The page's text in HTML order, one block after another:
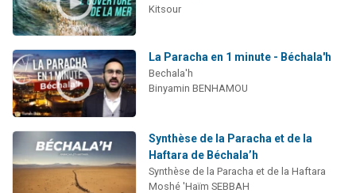
Kitsour
La Paracha en 1 minute - Béchala'h
Bechala'h
Binyamin BENHAMOU
Synthèse de la Paracha et de la
Haftara de Béchala’h
Synthèse de la Paracha et de la Haftara
Moshé 'Haïm SEBBAH